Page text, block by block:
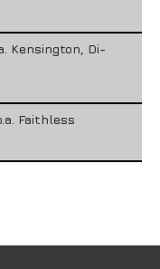
Kensington, Di-
Faithless